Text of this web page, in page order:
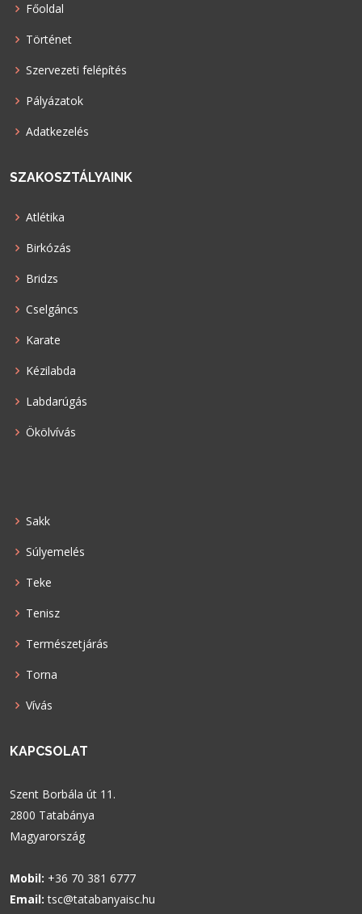
Főoldal
Történet
Szervezeti felépítés
Pályázatok
Adatkezelés
SZAKOSZTÁLYAINK
Atlétika
Birkózás
Bridzs
Cselgáncs
Karate
Kézilabda
Labdarúgás
Ökölvívás
Sakk
Súlyemelés
Teke
Tenisz
Természetjárás
Torna
Vívás
KAPCSOLAT
Szent Borbála út 11.
2800 Tatabánya
Magyarország
Mobil: +36 70 381 6777
Email: tsc@tatabanyaisc.hu